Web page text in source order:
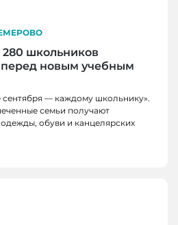
школьников
новым учебным
сентября — каждому школьнику».
семьи получают
обуви и канцелярских